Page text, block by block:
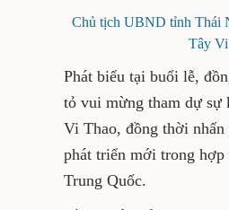
Chủ tịch UBND tỉnh
Choang Quảng
Phát biểu tại buổi
Quốc Tuấn bày tỏ
dân tộc Choang
trọng của lễ ký kết